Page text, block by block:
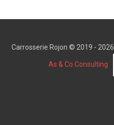
Carrosserie Rojon © 2019 - 2026
As & Co Consulting